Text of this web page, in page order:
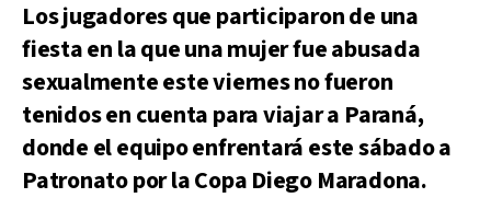
Los jugadores que participaron de una
fiesta en la que una mujer fue abusada
sexualmente este viernes no fueron
tenidos en cuenta para viajar a Paraná,
donde el equipo enfrentará este sábado a
Patronato por la Copa Diego Maradona.